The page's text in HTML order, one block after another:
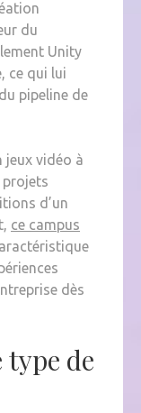
du
Unity
ce qui lui
pipeline de
jeux vidéo à
projets
d’un
ce campus
dès
type de